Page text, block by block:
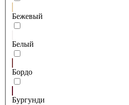
Бежевый
Белый
Бордо
Бургунди